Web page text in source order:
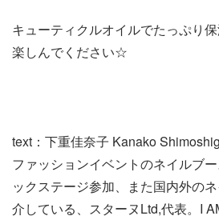
キューティクルオイルでたっぷり
楽しんでください☆
text：下重佳奈子 Kanako
ファッションイベントのネイルブ
ックステージ参加、また国内外の
介している、スターヌLtd,代表。I